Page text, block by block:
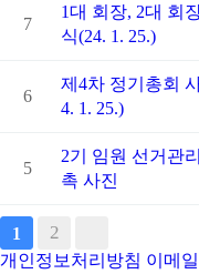
7
1대 회장, 2대 회
식(24. 1. 25.)
6
제4차 정기총회
4. 1. 25.)
5
2기 임원 선거관
촉 사진
1 2
개인정보처리방침 이메